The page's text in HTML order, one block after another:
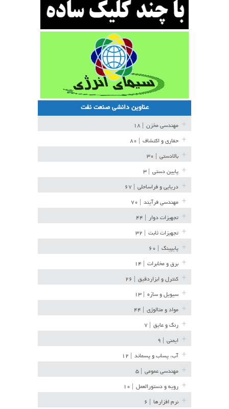
عناوین دانشی صنعت نفت
مهندسی مخزن
حفاری و اکتشاف
بالادستی
پایین دستی
دریایی و فراساحلی
مهندسی فرآیند
تجهیزات دوار
تجهیزات ثابت
پایپینگ
برق و مخابرات
کنترل و ابزاردقیق
سیویل و سازه
مواد و متالوژی
رنگ و عایق
ایمنی
آب، پساب و پسماند
مهندسی عمومی
رویه و دستورالعمل
نرم افزارها